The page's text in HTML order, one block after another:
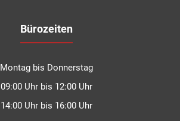
Bürozeiten
Montag bis Donnerstag
09:00 Uhr bis 12:00 Uhr
14:00 Uhr bis 16:00 Uhr